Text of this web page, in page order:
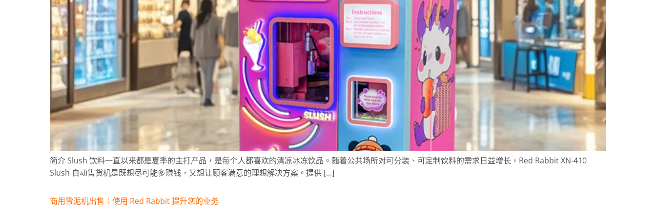
简介 Slush 饮料一直以来都是夏季的主打产品，是每个人都喜欢的清凉冰冻饮品。随着公共场所对可分装、可定制饮料的需求日益增长，Red Rabbit XN-410
Slush 自动售货机是既想尽可能多赚钱，又想让顾客满意的理想解决方案。提供 [...]
商用雪泥机出售：使用 Red Rabbit 提升您的业务